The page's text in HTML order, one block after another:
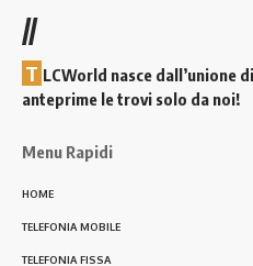
//
T LCWorld nasce dall’unione
anteprime le trovi solo da noi!
Menu Rapidi
HOME
TELEFONIA MOBILE
TELEFONIA FISSA